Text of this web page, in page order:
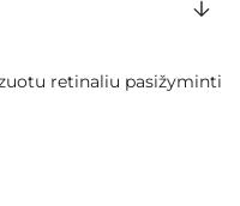
retinaliu pasižyminti